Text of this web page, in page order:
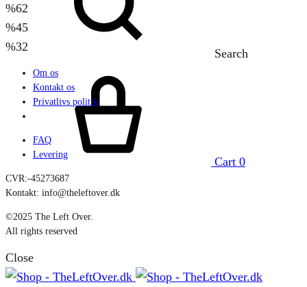
Search
Cart 0
%62
%45
%32
Om os
Kontakt os
Privatlivs politik
FAQ
Levering
CVR:-45273687
Kontakt: info@theleftover.dk
©2025 The Left Over.
All rights reserved
Close